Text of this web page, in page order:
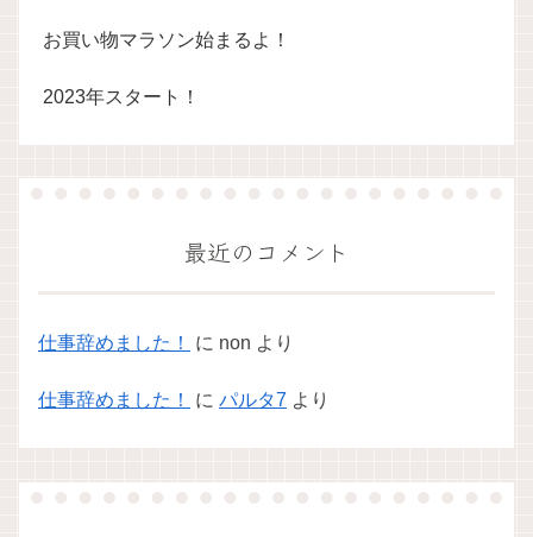
お買い物マラソン始まるよ！
2023年スタート！
最近のコメント
仕事辞めました！ に non より
仕事辞めました！ に パルタ7 より